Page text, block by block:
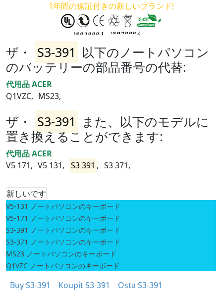
1年間の保証付きの新しいブランド!
ザ・ S3-391 以下のノートパソコン
のバッテリーの部品番号の代替:
代用品 ACER
Q1VZC, MS23,
ザ・ S3-391
また、以下のモデルに
置き換えることができます:
代用品 ACER
V5 171, V5 131, S3 391 , S3 371,
新しいです
V5-131 ノートパソコンのキーボード
V5-171 ノートパソコンのキーボード
S3-391 ノートパソコンのキーボード
S3-371 ノートパソコンのキーボード
MS23 ノートパソコンのキーボード
Q1VZC ノートパソコンのキーボード
Buy S3-391 Koupit S3-391
Osta S3-391